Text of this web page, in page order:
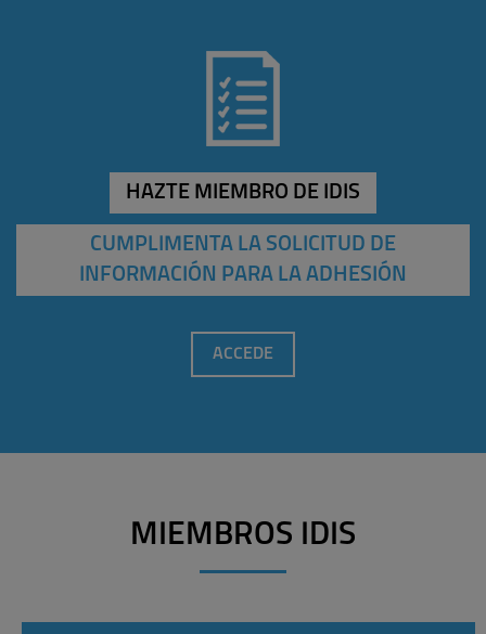
HAZTE MIEMBRO DE IDIS
CUMPLIMENTA LA SOLICITUD DE
INFORMACIÓN PARA LA ADHESIÓN
ACCEDE
MIEMBROS IDIS